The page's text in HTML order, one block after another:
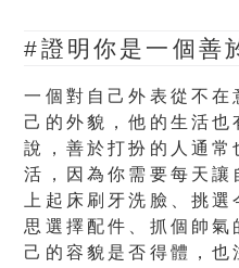
#證明你是一個善
一個對自己外表從不在
己的外貌，他的生活也
說，善於打扮的人通常
活，因為你需要每天讓
上起床刷牙洗臉、挑
思選擇配件、抓個帥氣
己的容貌是否得體，也